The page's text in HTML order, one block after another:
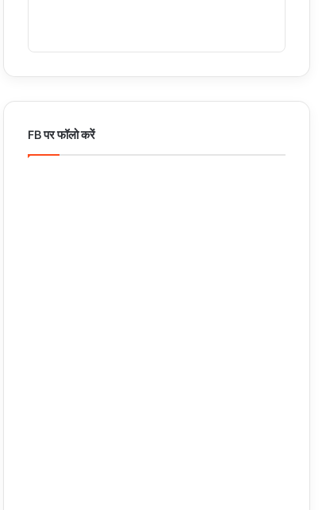
FB पर फॉलो करें